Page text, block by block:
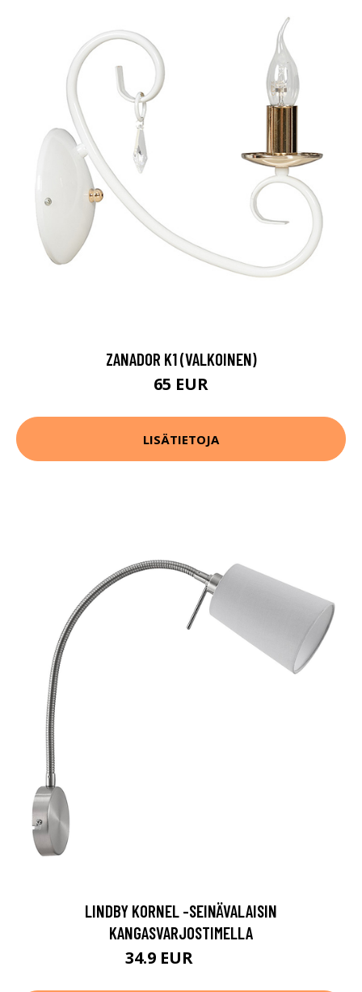
ZANADOR K1 (VALKOINEN)
65 EUR
LISÄTIETOJA
LINDBY KORNEL -SEINÄVALAISIN
KANGASVARJOSTIMELLA
34.9 EUR